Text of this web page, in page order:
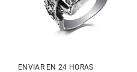
ENVIAR EN 24 HORAS